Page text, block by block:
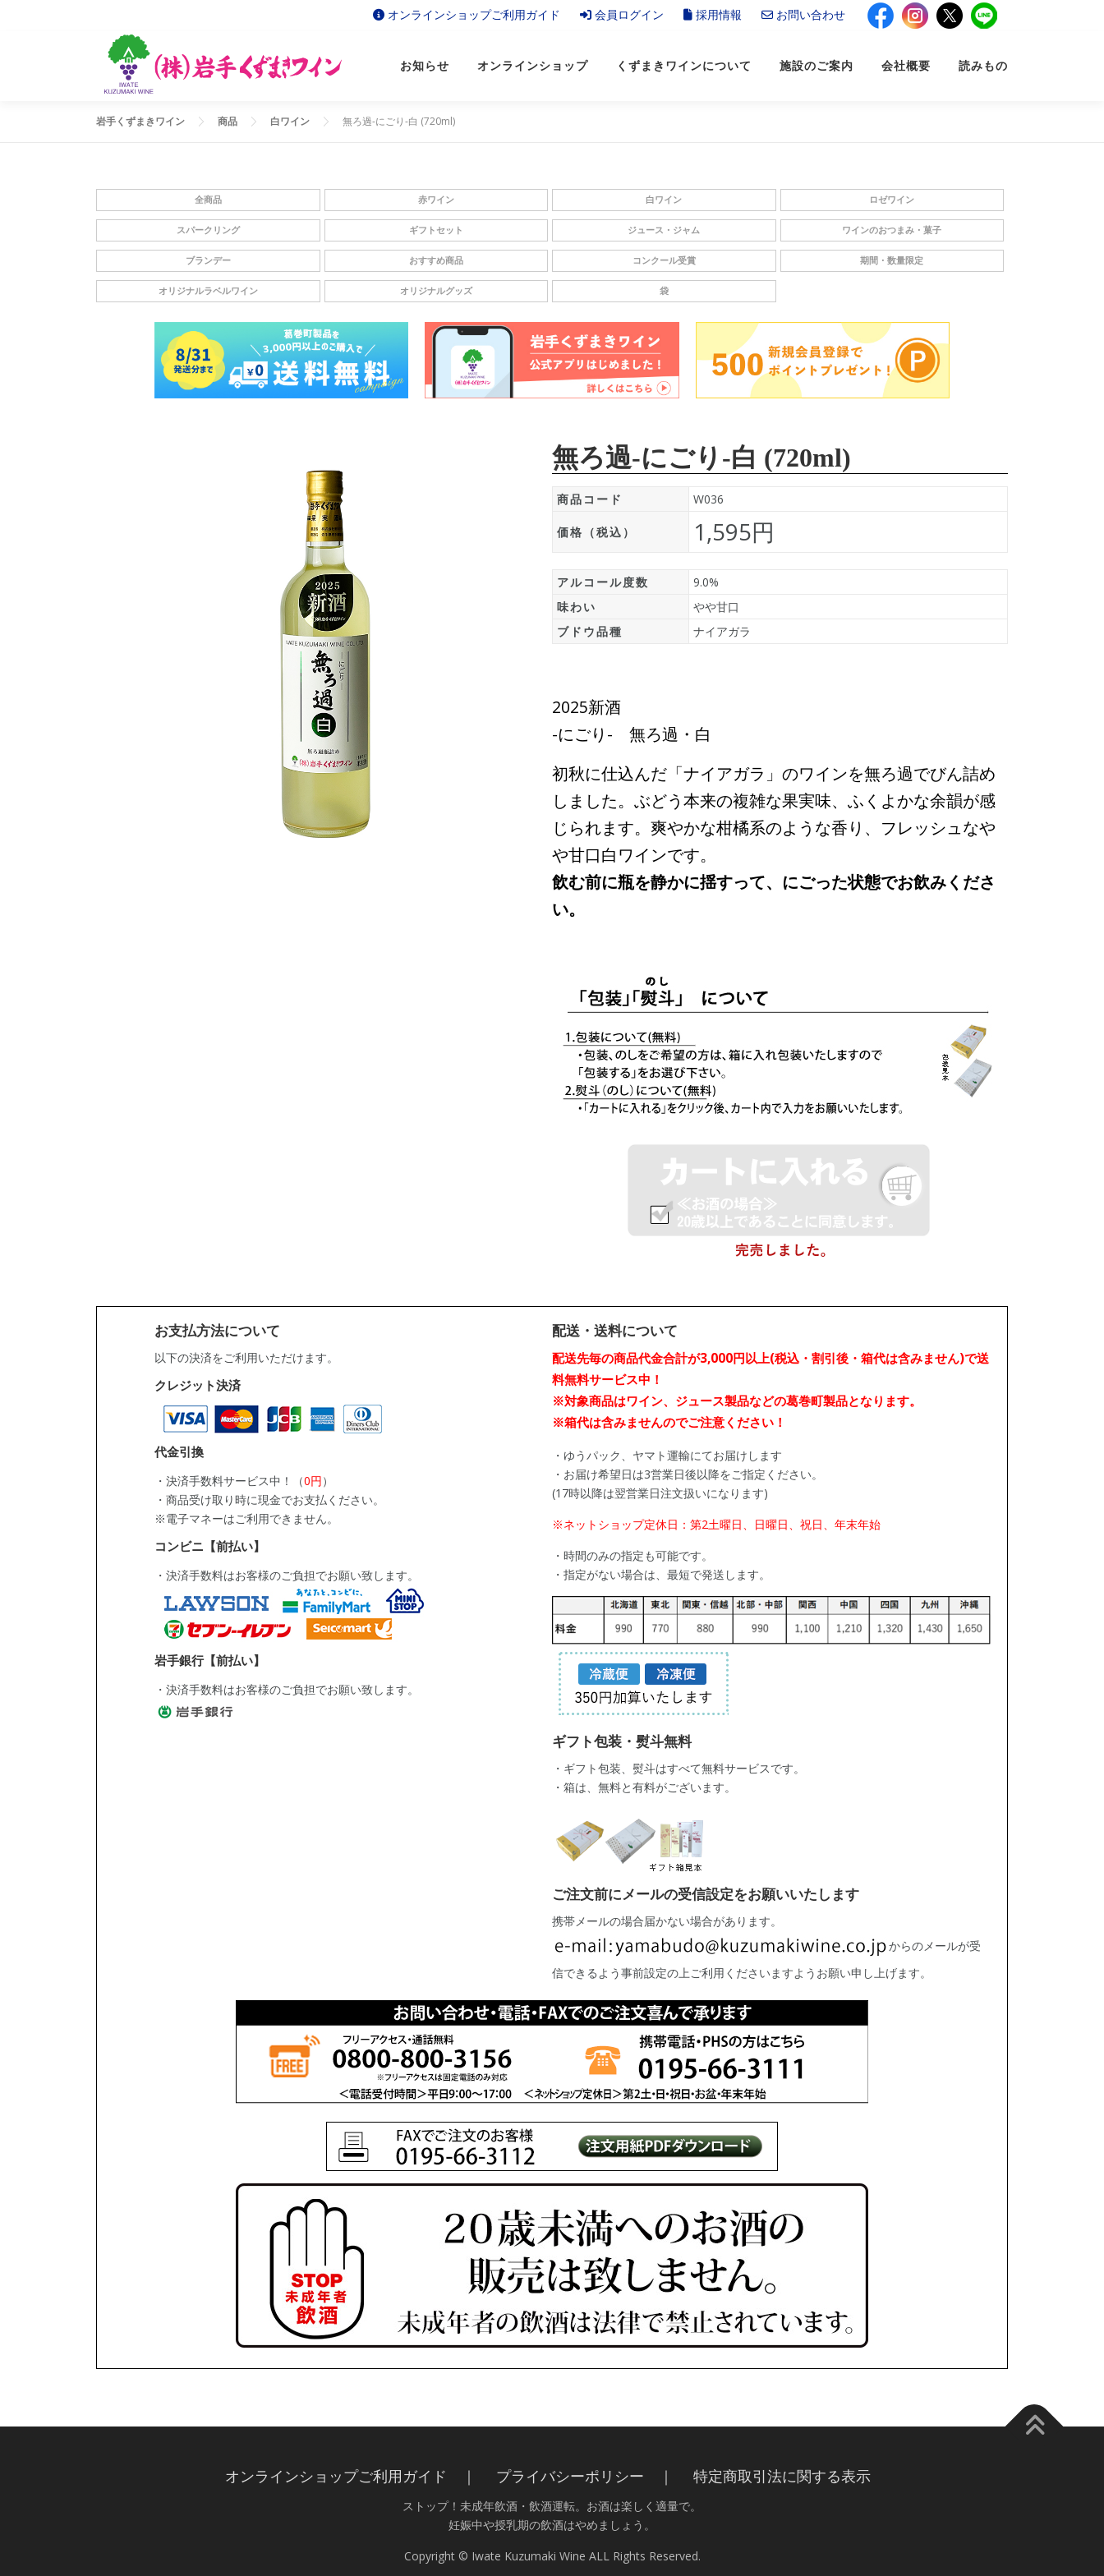
オンラインショップご利用ガイド 会員ログイン 採用情報 お問い合わせ
お知らせ オンラインショップ くずまきワインについて 施設のご案内 会社概要 読みもの
岩手くずまきワイン 商品 白ワイン 無ろ過-にごり-白 (720ml)
全商品 赤ワイン 白ワイン ロゼワイン
スパークリング ギフトセット ジュース・ジャム ワインのおつまみ・菓子
ブランデー おすすめ商品 コンクール受賞 期間・数量限定
オリジナルラベルワイン オリジナルグッズ 袋
無ろ過-にごり-白 (720ml)
商品コード W036
価格（税込） 1,595円
アルコール度数
9.0%
味わい
やや甘口
ブドウ品種
ナイアガラ
2025新酒
-にごり- 無ろ過・白
初秋に仕込んだ「ナイアガラ」のワインを無ろ過でびん詰め
しました。ぶどう本来の複雑な果実味、ふくよかな余韻が感
じられます。爽やかな柑橘系のような香り、フレッシュなや
や甘口白ワインです。
飲む前に瓶を静かに揺すって、にごった状態でお飲みくださ
い。
お支払方法について
以下の決済をご利用いただけます。
クレジット決済
代金引換
・決済手数料サービス中！（0円）
・商品受け取り時に現金でお支払ください。
※電子マネーはご利用できません。
コンビニ【前払い】
・決済手数料はお客様のご負担でお願い致します。
岩手銀行【前払い】
・決済手数料はお客様のご負担でお願い致します。
配送・送料について
配送先毎の商品代金合計が3,000円以上(税込・割引後・箱代は含みません)で送
料無料サービス中！
※対象商品はワイン、ジュース製品などの葛巻町製品となります。
※箱代は含みませんのでご注意ください！
・ゆうパック、ヤマト運輸にてお届けします
・お届け希望日は3営業日後以降をご指定ください。
(17時以降は翌営業日注文扱いになります)
※ネットショップ定休日：第2土曜日、日曜日、祝日、年末年始
・時間のみの指定も可能です。
・指定がない場合は、最短で発送します。
ギフト包装・熨斗無料
・ギフト包装、熨斗はすべて無料サービスです。
・箱は、無料と有料がございます。
ご注文前にメールの受信設定をお願いいたします
携帯メールの場合届かない場合があります。
からのメールが受
信できるよう事前設定の上ご利用くださいますようお願い申し上げます。
オンラインショップご利用ガイド ｜ プライバシーポリシー ｜ 特定商取引法に関する表示
ストップ！未成年飲酒・飲酒運転。お酒は楽しく適量で。
妊娠中や授乳期の飲酒はやめましょう。
Copyright © Iwate Kuzumaki Wine ALL Rights Reserved.